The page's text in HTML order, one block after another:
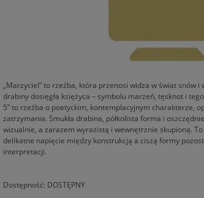
„Marzyciel” to rzeźba, która przenosi widza w świat snów i
drabiny dosięgła księżyca – symbolu marzeń, tęsknot i
5” to rzeźba o poetyckim, kontemplacyjnym charakterze,
zatrzymania. Smukła drabina, półkolista forma i
wizualnie, a zarazem wyrazistą i wewnętrznie skupioną.
delikatne napięcie między konstrukcją a ciszą formy
interpretacji.
Dostępność: DOSTĘPNY